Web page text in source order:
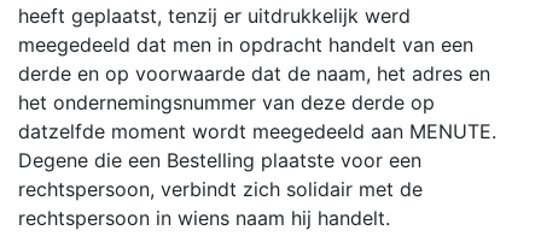
heeft geplaatst, tenzij er uitdrukkelijk werd
meegedeeld dat men in opdracht handelt van een
derde en op voorwaarde dat de naam, het adres en
het ondernemingsnummer van deze derde op
datzelfde moment wordt meegedeeld aan MENUTE.
Degene die een Bestelling plaatste voor een
rechtspersoon, verbindt zich solidair met de
rechtspersoon in wiens naam hij handelt.